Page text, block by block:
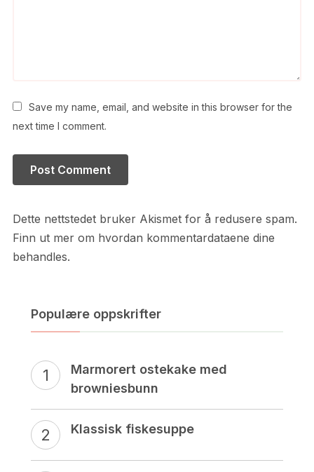
Save my name, email, and website in this browser for the
next time I comment.
Dette nettstedet bruker Akismet for å redusere spam.
Finn ut mer om hvordan kommentardataene dine
behandles.
Populære oppskrifter
Marmorert ostekake med
browniesbunn
Klassisk fiskesuppe